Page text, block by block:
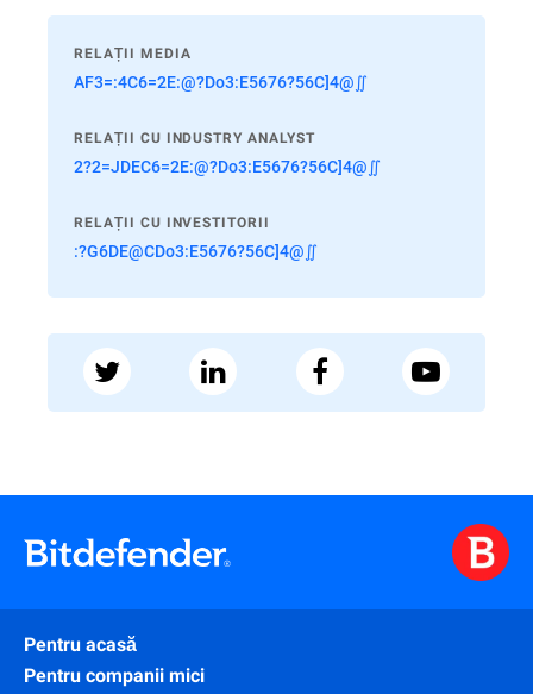
RELAȚII MEDIA
AF3=:4C6=2E:@?Do3:E5676?56C]4@∬
RELAȚII CU INDUSTRY ANALYST
2?2=JDEC6=2E:@?Do3:E5676?56C]4@∬
RELAȚII CU INVESTITORII
:?G6DE@CDo3:E5676?56C]4@∬
Pentru acasă
Pentru companii mici